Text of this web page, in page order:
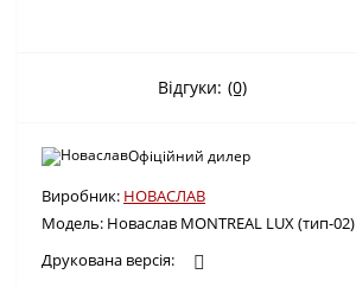
Відгуки: (0)
Виробник: НОВАСЛАВ
Модель: Новаслав MONTREAL LUX (тип-02)
Друкована версія:
Офіційний дилер